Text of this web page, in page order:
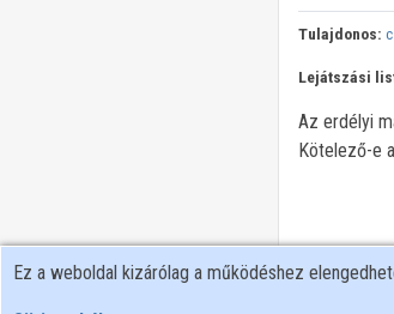
Tulajdonos:
Lejátszási
Az erdélyi
Kötelező-e
Ez a weboldal kizárólag a működéshez